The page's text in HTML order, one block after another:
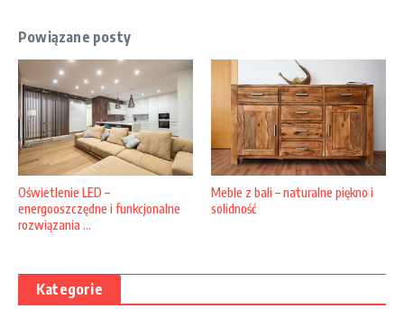
Powiązane posty
Oświetlenie LED –
energooszczędne i funkcjonalne
rozwiązania ...
Meble z bali – naturalne piękno i
solidność
Kategorie